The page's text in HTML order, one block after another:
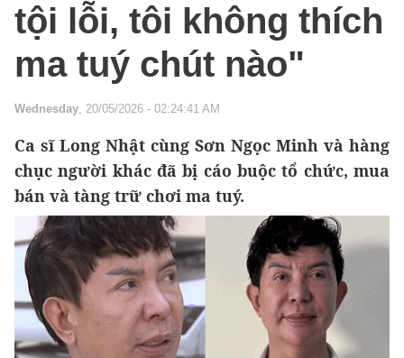
tội lỗi, tôi không thích
ma tuý chút nào"
Wednesday, 20/05/2026 - 02:24:41 AM
Ca sĩ Long Nhật cùng Sơn Ngọc Minh và hàng
chục người khác đã bị cáo buộc tổ chức, mua
bán và tàng trữ chơi ma tuý.